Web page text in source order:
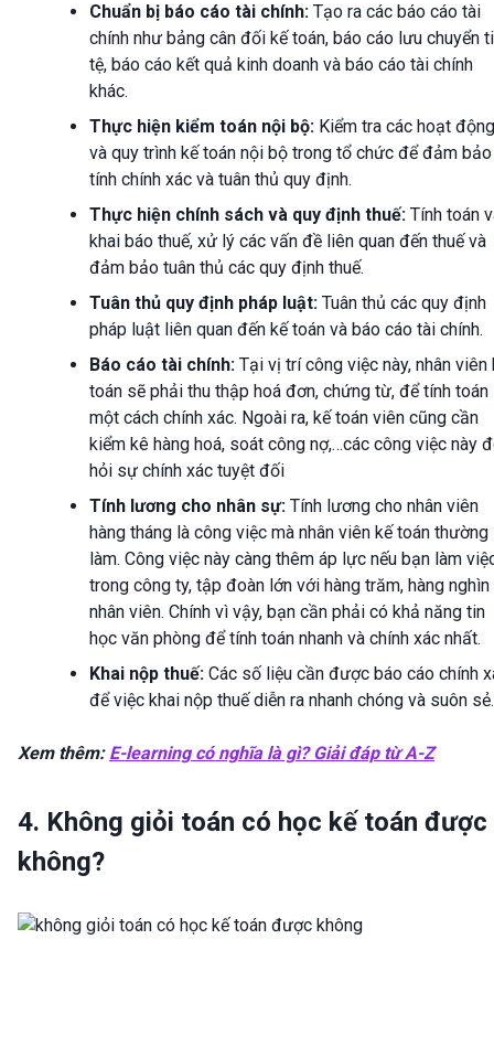
Chuẩn bị báo cáo tài chính: Tạo ra các báo cáo tài
chính như bảng cân đối kế toán, báo cáo lưu chuyển
tệ, báo cáo kết quả kinh doanh và báo cáo tài chính
khác.
Thực hiện kiểm toán nội bộ: Kiểm tra các hoạt động
và quy trình kế toán nội bộ trong tổ chức để đảm bảo
tính chính xác và tuân thủ quy định.
Thực hiện chính sách và quy định thuế: Tính toán
khai báo thuế, xử lý các vấn đề liên quan đến thuế và
đảm bảo tuân thủ các quy định thuế.
Tuân thủ quy định pháp luật: Tuân thủ các quy định
pháp luật liên quan đến kế toán và báo cáo tài chính.
Báo cáo tài chính: Tại vị trí công việc này, nhân viên
toán sẽ phải thu thập hoá đơn, chứng từ, để tính toán
một cách chính xác. Ngoài ra, kế toán viên cũng cần
kiểm kê hàng hoá, soát công nợ,…các công việc này
hỏi sự chính xác tuyệt đối
Tính lương cho nhân sự: Tính lương cho nhân viên
hàng tháng là công việc mà nhân viên kế toán thường
làm. Công việc này càng thêm áp lực nếu bạn làm
trong công ty, tập đoàn lớn với hàng trăm, hàng nghìn
nhân viên. Chính vì vậy, bạn cần phải có khả năng tin
học văn phòng để tính toán nhanh và chính xác nhất.
Khai nộp thuế: Các số liệu cần được báo cáo chính
để việc khai nộp thuế diễn ra nhanh chóng và suôn sẻ.
Xem thêm: E-learning có nghĩa là gì? Giải đáp từ A-Z
4. Không giỏi toán có học kế toán được
không?